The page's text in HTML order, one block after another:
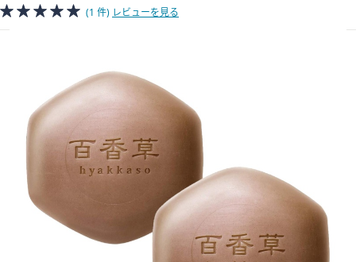
す
場
(1 件) レビューを見る